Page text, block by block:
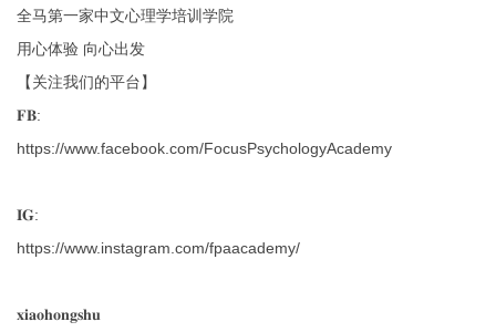
全马第一家中文心理学培训学院
用心体验 向心出发
【关注我们的平台】
𝐅𝐁:
https://www.facebook.com/FocusPsychologyAcademy
𝐈𝐆:
https://www.instagram.com/fpaacademy/
𝐱𝐢𝐚𝐨𝐡𝐨𝐧𝐠𝐬𝐡𝐮